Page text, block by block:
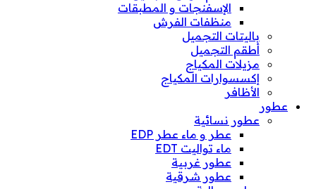
الإسفنجات و المطبقات
منظفات الفرش
باليتات التجميل
أطقم التجميل
مزيلات المكياج
إكسسوارات المكياج
الأظافر
عطور
عطور نسائية
عطر و ماء عطر EDP
ماء تواليت EDT
عطور غربية
عطور شرقية